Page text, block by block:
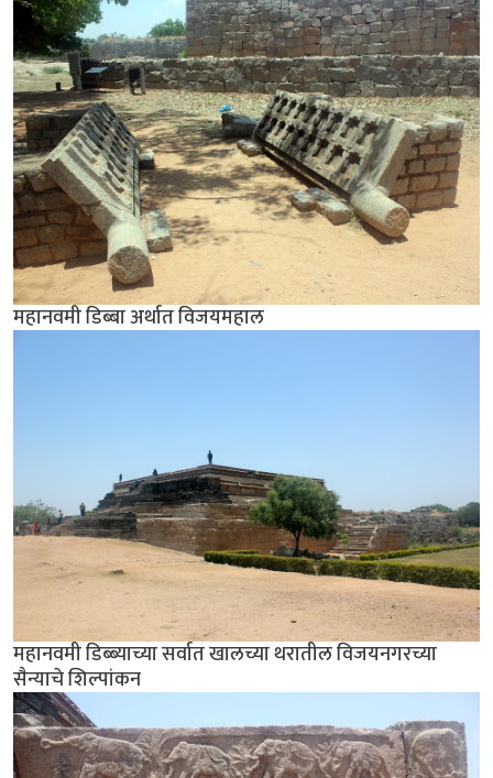
महानवमी डिब्बा अर्थात विजयमहाल
महानवमी डिब्ब्याच्या सर्वात खालच्या थरातील विजयनगरच्या
सैन्याचे शिल्पांकन